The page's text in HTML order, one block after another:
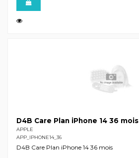
D4B Care Plan iPhone 14 36 mois
APPLE
APP_IPHONE14_36
D4B Care Plan iPhone 14 36 mois